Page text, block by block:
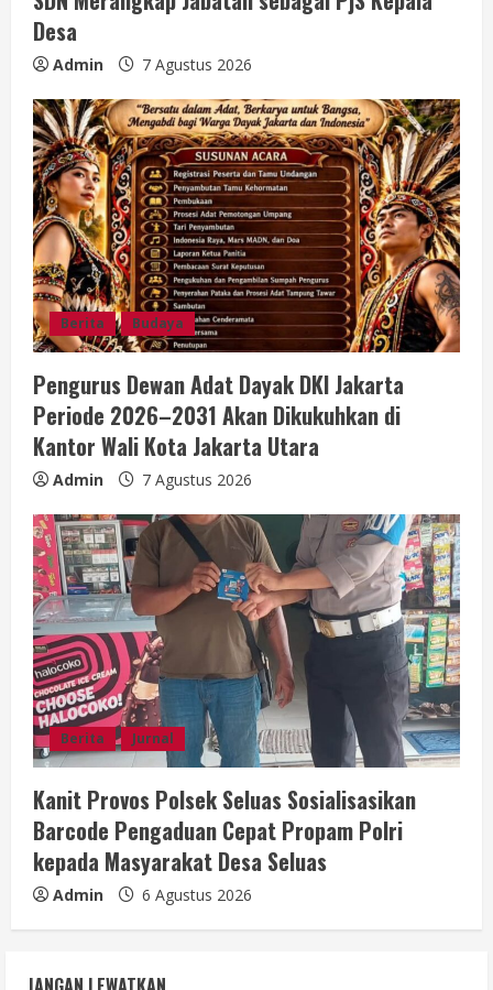
Desa
Admin 7 Agustus 2026
Berita Budaya
Pengurus Dewan Adat Dayak DKI Jakarta
Periode 2026–2031 Akan Dikukuhkan di
Kantor Wali Kota Jakarta Utara
Admin 7 Agustus 2026
Berita Jurnal
Kanit Provos Polsek Seluas Sosialisasikan
Barcode Pengaduan Cepat Propam Polri
kepada Masyarakat Desa Seluas
Admin 6 Agustus 2026